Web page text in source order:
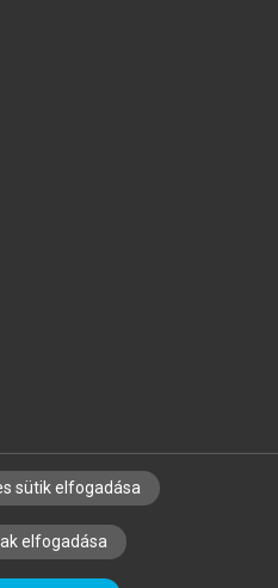
KÖNYVTÁROSOKNAK
ALAPELVEK
sütik elfogadása
elfogadása